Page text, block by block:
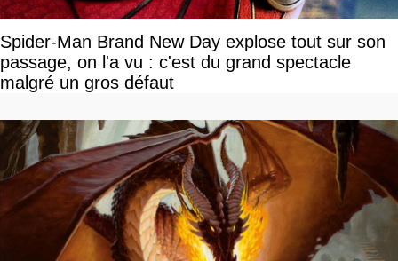
Spider-Man Brand New Day explose tout sur son
passage, on l'a vu : c'est du grand spectacle
malgré un gros défaut